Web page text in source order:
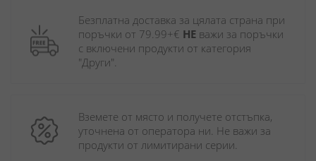
Безплатна доставка за цялата страна при
поръчки от 79.99+€ НЕ важи за поръчки
с включени продукти от категория
"Други".
Вземете от място и получете отстъпка,
уточнена от оператора ни. Не важи за
продукти от лимитирани серии.